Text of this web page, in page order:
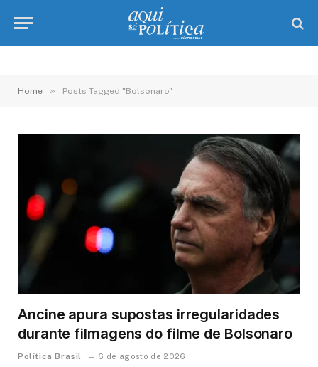
Home » Posts Tagged "Bolsonaro"
Ancine apura supostas irregularidades
durante filmagens do filme de Bolsonaro
Política Brasil 6 de agosto de 2026